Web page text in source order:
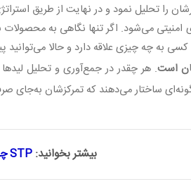
را تحلیل نمود و در نهایت از طریق
می‌شود. اگر تنها نگاهی به محصولات
چه چیزی علاقه دارد و حالا می‌توانید
است.هر چقدر در جمع‌آوری و تحلیل
ساختار می‌دهند که تمرکزشان به‌جای
بیشتر بخوانید: STP چیست؟